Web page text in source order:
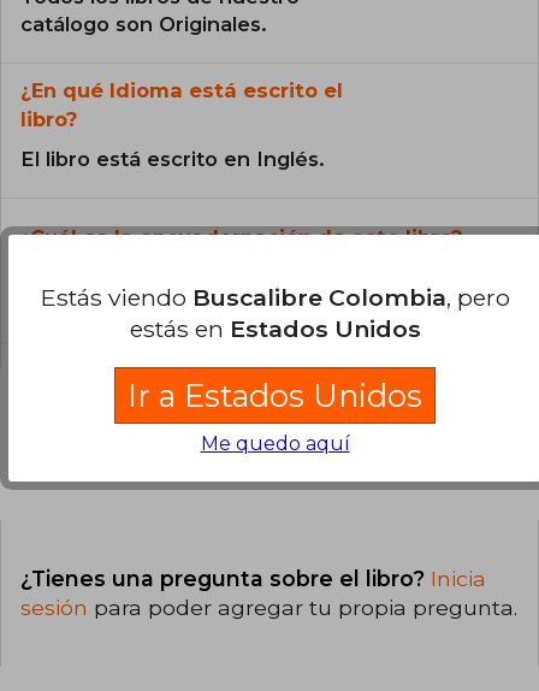
catálogo son Originales.
¿En qué Idioma está escrito el
libro?
El libro está escrito en Inglés.
¿Cuál es la encuadernación de este libro?
Blanda.
¿Tienes una pregunta sobre el libro? Inicia
sesión para poder agregar tu propia pregunta.
Estás viendo Buscalibre Colombia, pero
estás en Estados Unidos
Ir a Estados Unidos
Me quedo aquí